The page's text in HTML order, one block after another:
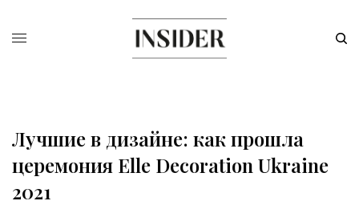
Лучшие в дизайне: как прошла
церемония Elle Decoration Ukraine
2021